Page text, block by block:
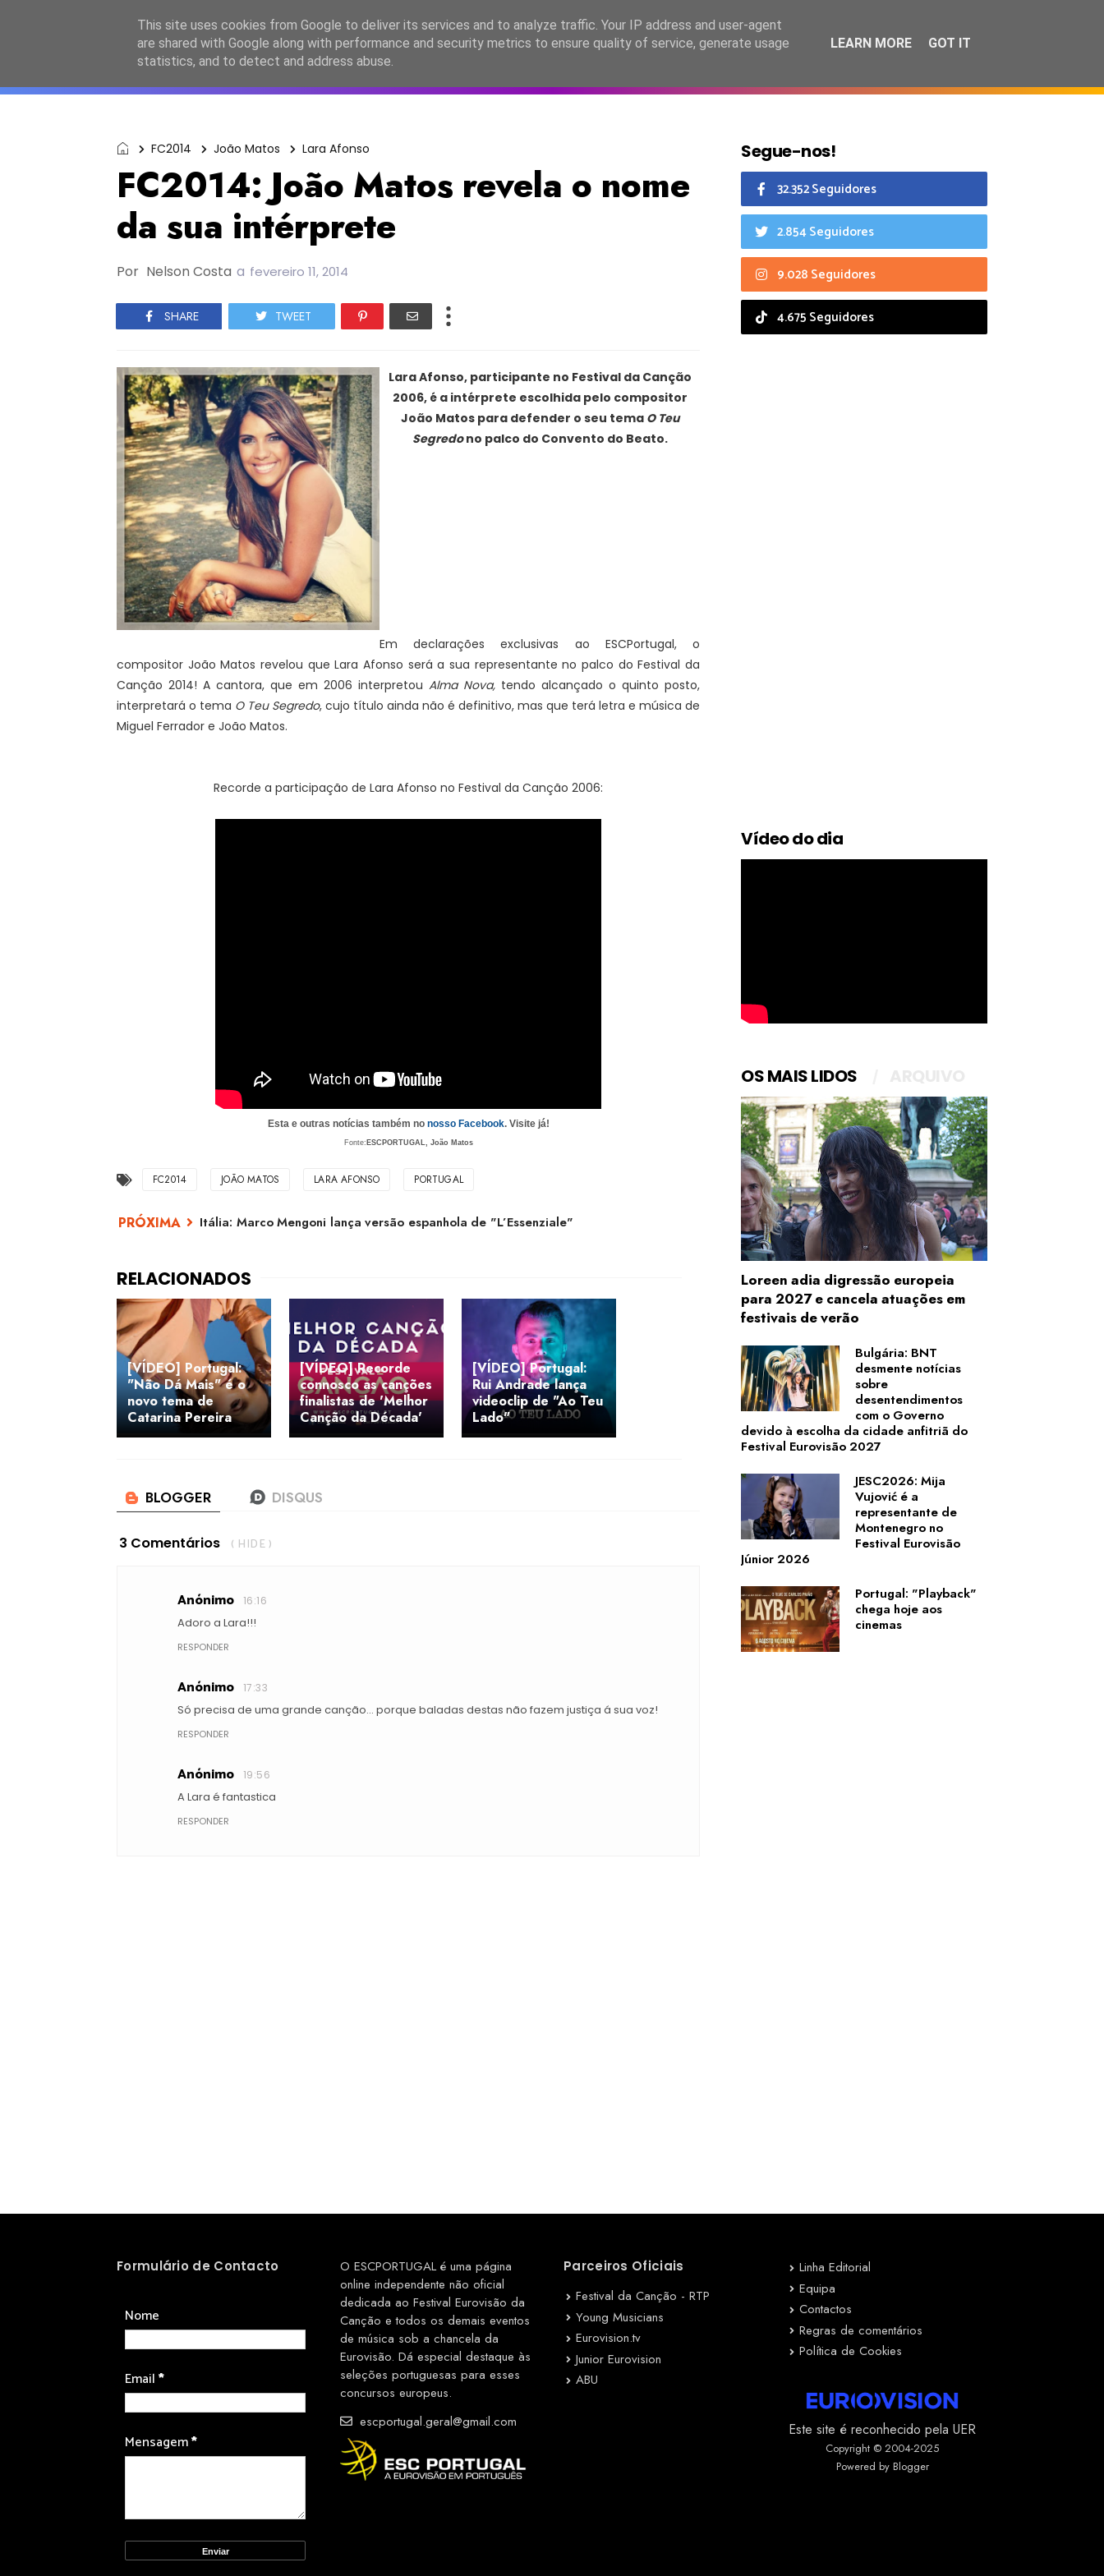
ESC2027 JESC2026 FC2026 EASC2026 PORTUGAL LANÇAMENTOS ESPECIAIS CALENDÁRIO
FC2014 João Matos Lara Afonso
FC2014: João Matos revela o nome
da sua intérprete
Por Nelson Costa a fevereiro 11, 2014
SHARE TWEET
Lara Afonso, participante no Festival da Canção
2006, é a intérprete escolhida pelo compositor
João Matos para defender o seu tema O Teu
Segredono palco do Convento do Beato.
Em declarações exclusivas ao ESCPortugal, o
compositor João Matos revelou que Lara Afonso será a sua representante no palco do Festival da
Canção 2014! A cantora, que em 2006 interpretou Alma Nova, tendo alcançado o quinto posto,
interpretará o tema O Teu Segredo, cujo título ainda não é definitivo, mas que terá letra e música de
Miguel Ferrador e João Matos.
Recorde a participação de Lara Afonso no Festival da Canção 2006:
Esta e outras notícias também no nosso Facebook. Visite já!
Fonte: ESCPORTUGAL, João Matos
FC2014 JOÃO MATOS LARA AFONSO PORTUGAL
Itália: Marco Mengoni lança versão espanhola de "L’Essenziale"
[VÍDEO] Portugal:
"Não Dá Mais" é o
novo tema de
Catarina Pereira
[VÍDEO] Recorde
connosco as canções
finalistas de 'Melhor
Canção da Década'
[VÍDEO] Portugal:
Rui Andrade lança
videoclip de "Ao Teu
Lado"
3 Comentários ( HIDE )
Anónimo 16:16
Adoro a Lara!!!
RESPONDER
Anónimo 17:33
Só precisa de uma grande canção... porque baladas destas não fazem justiça á sua voz!
RESPONDER
Anónimo 19:56
A Lara é fantastica
RESPONDER
Segue-nos!
32.352 Seguidores
2.854 Seguidores
9.028 Seguidores
4.675 Seguidores
Vídeo do dia
OS MAIS LIDOS
Loreen adia digressão europeia
para 2027 e cancela atuações em
festivais de verão
Bulgária: BNT
desmente notícias
sobre
desentendimentos
com o Governo
devido à escolha da cidade anfitriã do
Festival Eurovisão 2027
JESC2026: Mija
Vujović é a
representante de
Montenegro no
Festival Eurovisão
Júnior 2026
Portugal: "Playback"
chega hoje aos
cinemas
Formulário de Contacto
Nome
Email*
Mensagem*
O ESCPORTUGAL é uma página
online independente não oficial
dedicada ao Festival Eurovisão da
Canção e todos os demais eventos
de música sob a chancela da
Eurovisão. Dá especial destaque às
seleções portuguesas para esses
concursos europeus.
escportugal.geral@gmail.com
Parceiros Oficiais
Festival da Canção - RTP
Young Musicians
Eurovision.tv
Junior Eurovision
ABU
Linha Editorial
Equipa
Contactos
Regras de comentários
Política de Cookies
Este site é reconhecido pela UER
Copyright © 2004-2025
Powered by Blogger
This site uses cookies from Google to deliver its services and to analyze traffic. Your IP address and user-agent
are shared with Google along with performance and security metrics to ensure quality of service, generate usage
statistics, and to detect and address abuse.
LEARN MORE GOT IT